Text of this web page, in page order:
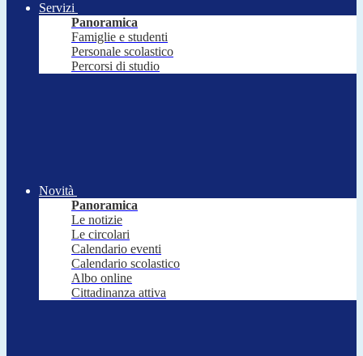
Servizi
Panoramica
Famiglie e studenti
Personale scolastico
Percorsi di studio
Novità
Panoramica
Le notizie
Le circolari
Calendario eventi
Calendario scolastico
Albo online
Cittadinanza attiva